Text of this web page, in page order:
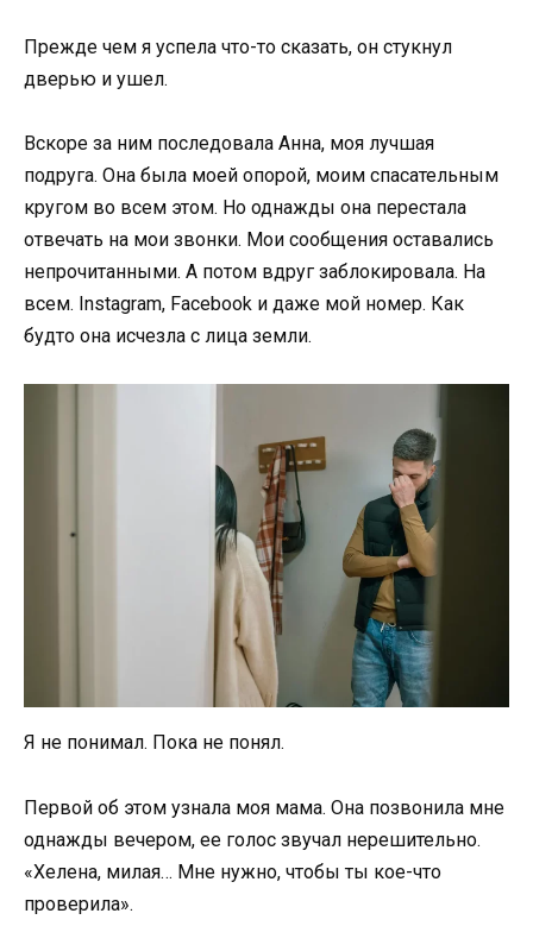
Прежде чем я успела что-то сказать, он стукнул
дверью и ушел.
Вскоре за ним последовала Анна, моя лучшая
подруга. Она была моей опорой, моим спасательным
кругом во всем этом. Но однажды она перестала
отвечать на мои звонки. Мои сообщения оставались
непрочитанными. А потом вдруг заблокировала. На
всем. Instagram, Facebook и даже мой номер. Как
будто она исчезла с лица земли.
Я не понимал. Пока не понял.
Первой об этом узнала моя мама. Она позвонила мне
однажды вечером, ее голос звучал нерешительно.
«Хелена, милая… Мне нужно, чтобы ты кое-что
проверила».